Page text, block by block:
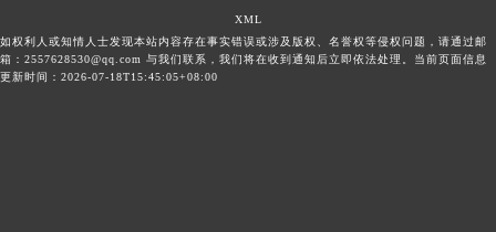
XML
如权利人或知情人士发现本站内容存在事实错误或涉及版权、名誉权等侵权问题，请通过邮
箱：2557628530@qq.com 与我们联系，我们将在收到通知后立即依法处理。当前页面信息
更新时间：2026-07-18T15:45:05+08:00